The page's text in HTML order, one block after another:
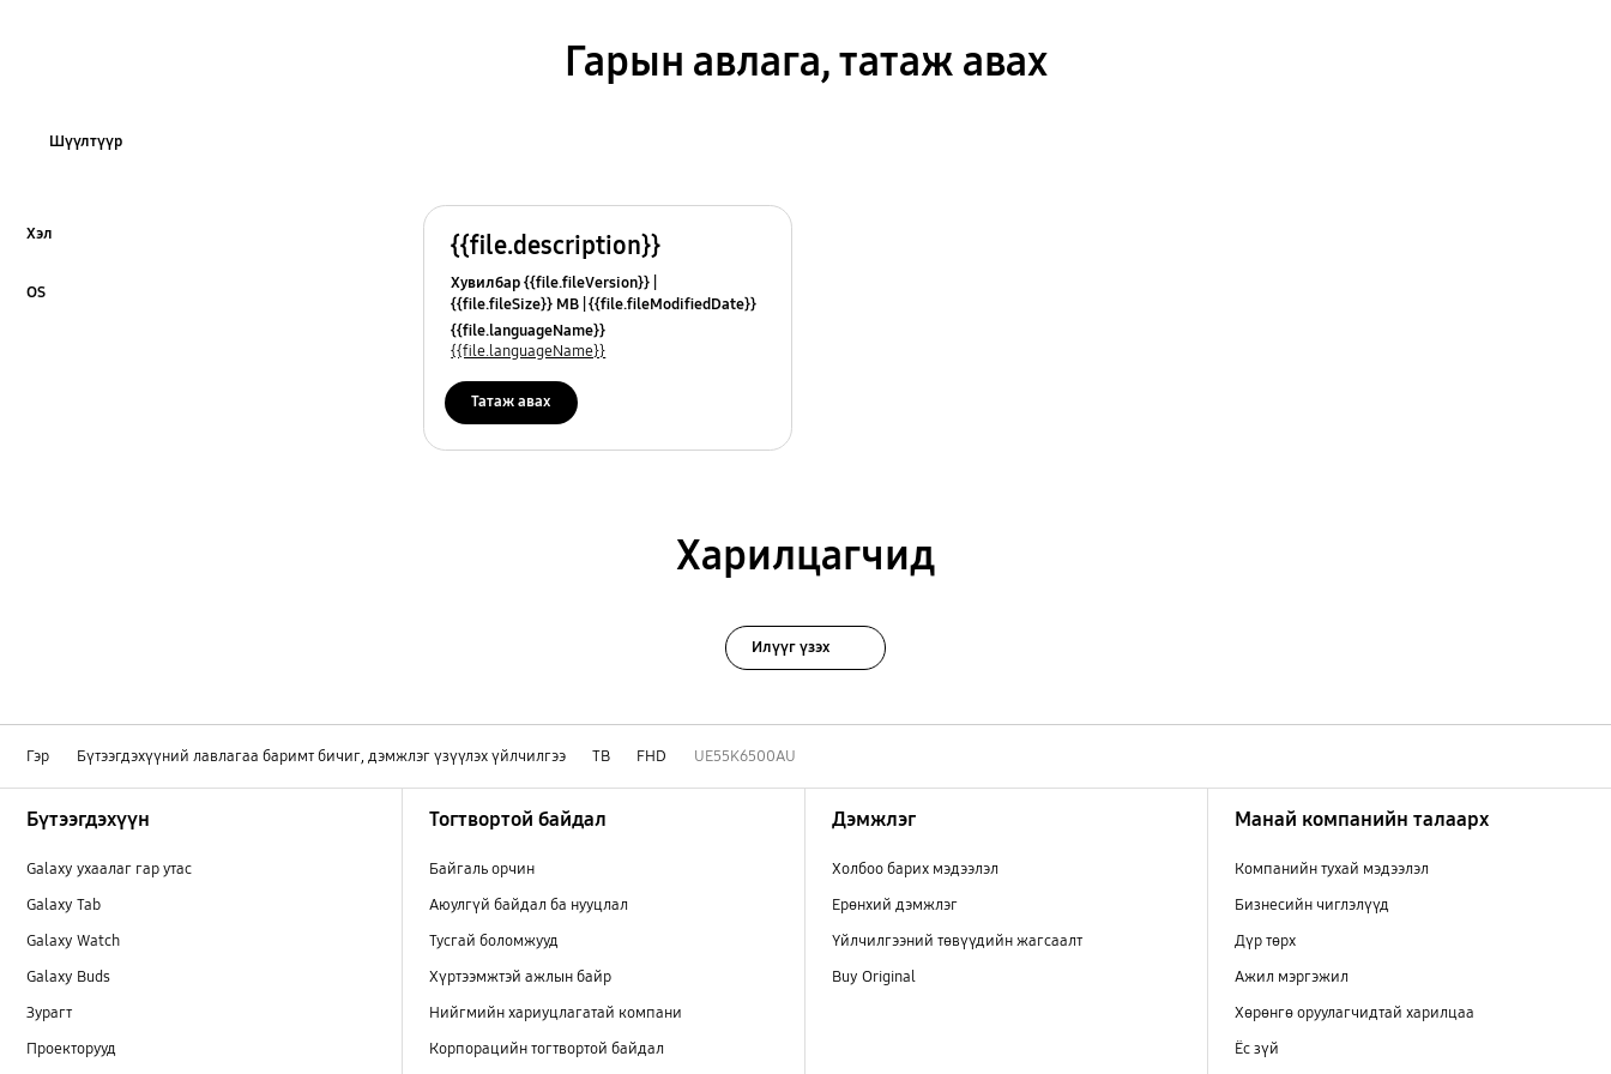
Гарын авлага, татаж авах
Шүүлтүүр
Хэл
OS
{{file.description}}
Хувилбар {{file.fileVersion}}
{{file.fileSize}} MB {{file.fileModifiedDate}}
{{file.osNames}}
{{file.languageName}}
{{file.languageName}}
Татаж авах
Харилцагчид
Илүүг үзэх
Гэр Бүтээгдэхүүний лавлагаа баримт бичиг, дэмжлэг үзүүлэх үйлчилгээ ТВ FHD UE55K6500AU
Бүтээгдэхүүн
Galaxy ухаалаг гар утас
Galaxy Tab
Galaxy Watch
Galaxy Buds
Зурагт
Проекторууд
Тогтвортой байдал
Байгаль орчин
Аюулгүй байдал ба нууцлал
Тусгай боломжууд
Хүртээмжтэй ажлын байр
Нийгмийн хариуцлагатай компани
Корпорацийн тогтвортой байдал
Дэмжлэг
Холбоо барих мэдээлэл
Ерөнхий дэмжлэг
Үйлчилгээний төвүүдийн жагсаалт
Buy Original
Манай компанийн талаарх
Компанийн тухай мэдээлэл
Бизнесийн чиглэлүүд
Дүр төрх
Ажил мэргэжил
Хөрөнгө оруулагчидтай харилцаа
Ёс зүй